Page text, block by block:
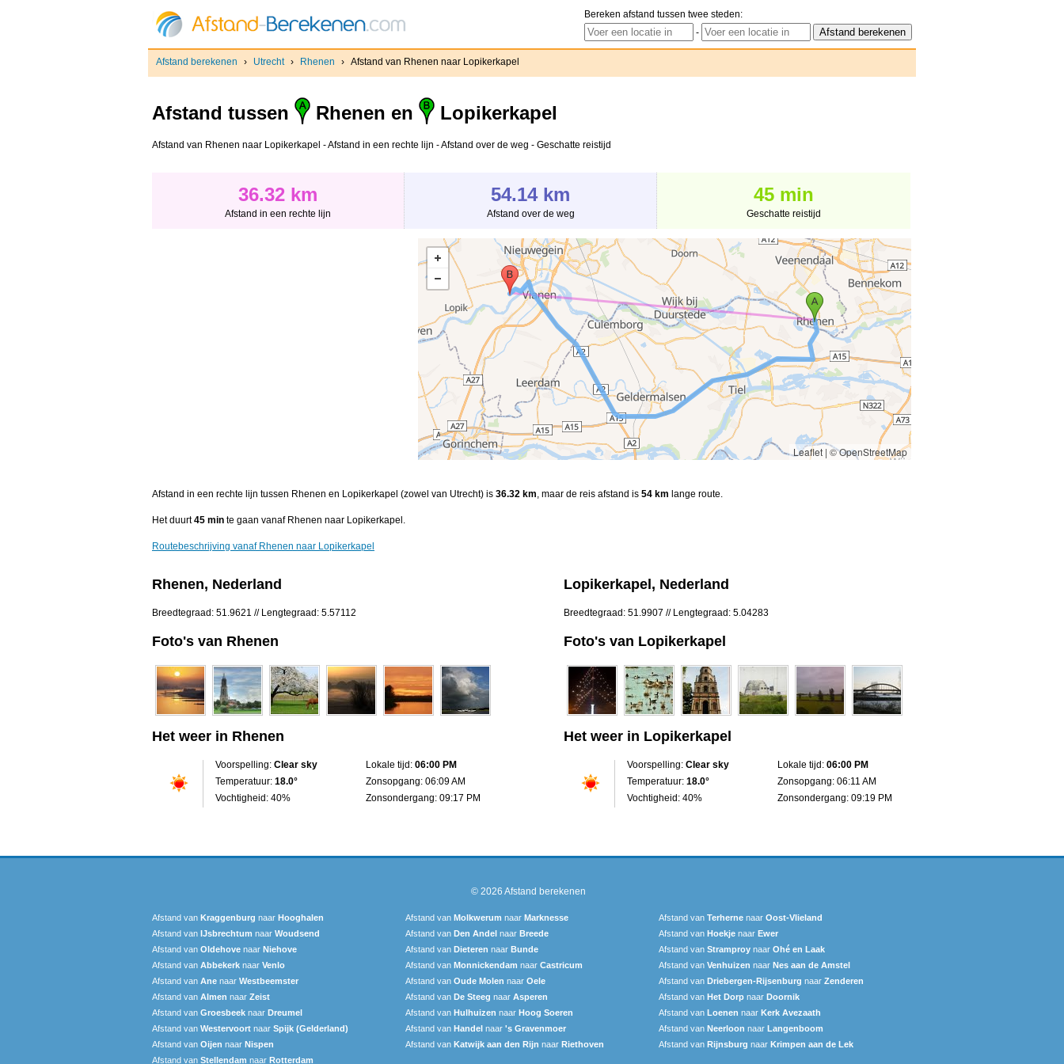
Bereken afstand tussen twee steden:
-
Afstand berekenen › Utrecht › Rhenen › Afstand van Rhenen naar Lopikerkapel
Afstand tussen Rhenen en Lopikerkapel
Afstand van Rhenen naar Lopikerkapel - Afstand in een rechte lijn - Afstand over de weg - Geschatte reistijd
36.32 km
Afstand in een rechte lijn
54.14 km
Afstand over de weg
45 min
Geschatte reistijd
Leaflet | © OpenStreetMap
Afstand in een rechte lijn tussen Rhenen en Lopikerkapel (zowel van Utrecht) is 36.32 km, maar de reis afstand is 54 km lange route.
Het duurt45 min te gaan vanaf Rhenen naar Lopikerkapel.
Routebeschrijving vanaf Rhenen naar Lopikerkapel
Rhenen, Nederland
Breedtegraad: 51.9621 // Lengtegraad: 5.57112
Foto's van Rhenen
Het weer in Rhenen
Voorspelling: Clear sky
Temperatuur: 18.0°
Vochtigheid: 40%
Lokale tijd: 06:00 PM
Zonsopgang: 06:09 AM
Zonsondergang: 09:17 PM
Lopikerkapel, Nederland
Breedtegraad: 51.9907 // Lengtegraad: 5.04283
Foto's van Lopikerkapel
Het weer in Lopikerkapel
Voorspelling: Clear sky
Temperatuur: 18.0°
Vochtigheid: 40%
Lokale tijd: 06:00 PM
Zonsopgang: 06:11 AM
Zonsondergang: 09:19 PM
© 2026 Afstand berekenen
Afstand van Kraggenburg naar Hooghalen Afstand van Molkwerum naar Marknesse Afstand van Terherne naar Oost-Vlieland
Afstand van IJsbrechtum naar Woudsend Afstand van Den Andel naar Breede Afstand van Hoekje naar Ewer
Afstand van Oldehove naar Niehove Afstand van Dieteren naar Bunde Afstand van Stramproy naar Ohé en Laak
Afstand van Abbekerk naar Venlo Afstand van Monnickendam naar Castricum Afstand van Venhuizen naar Nes aan de Amstel
Afstand van Ane naar Westbeemster Afstand van Oude Molen naar Oele Afstand van Driebergen-Rijsenburg naar Zenderen
Afstand van Almen naar Zeist Afstand van De Steeg naar Asperen Afstand van Het Dorp naar Doornik
Afstand van Groesbeek naar Dreumel Afstand van Hulhuizen naar Hoog Soeren Afstand van Loenen naar Kerk Avezaath
Afstand van Westervoort naar Spijk (Gelderland) Afstand van Handel naar 's Gravenmoer Afstand van Neerloon naar Langenboom
Afstand van Oijen naar Nispen Afstand van Katwijk aan den Rijn naar Riethoven Afstand van Rijnsburg naar Krimpen aan de Lek
Afstand van Stellendam naar Rotterdam